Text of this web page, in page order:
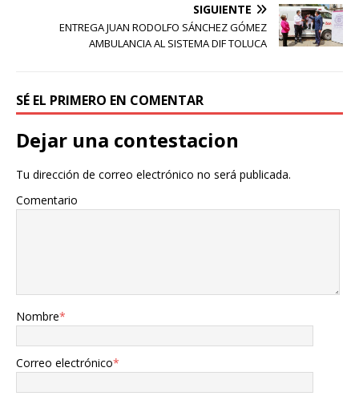
SIGUIENTE
ENTREGA JUAN RODOLFO SÁNCHEZ GÓMEZ
AMBULANCIA AL SISTEMA DIF TOLUCA
SÉ EL PRIMERO EN COMENTAR
Dejar una contestacion
Tu dirección de correo electrónico no será publicada.
Comentario
Nombre*
Correo electrónico*